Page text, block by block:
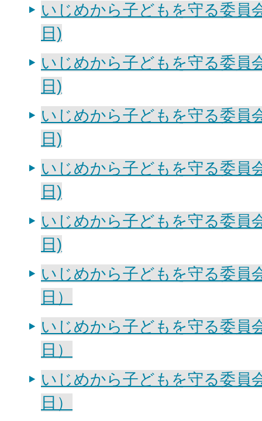
いじめから子どもを守る委員
日)
いじめから子どもを守る委員
日)
いじめから子どもを守る委員
日)
いじめから子どもを守る委員
日)
いじめから子どもを守る委員
日)
いじめから子どもを守る委員
日）
いじめから子どもを守る委員
日）
いじめから子どもを守る委員
日）